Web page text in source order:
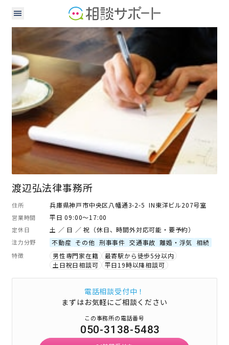
渡辺弘法律事務所
住所 兵庫県神戸市中央区八幡通3-2-5 IN東洋ビル207号室
営業時間 平日 09:00～17:00
定休日 土 ／ 日 ／ 祝（休日、時間外対応可能・要予約）
注力分野 不動産 その他 刑事事件 交通事故 離婚・浮気 相続
特徴 男性専門家在籍
最寄駅から徒歩5分以内
土日祝日相談可
平日19時以降相談可
電話相談受付中！
まずはお気軽にご相談ください
この事務所の電話番号
050-3138-5483